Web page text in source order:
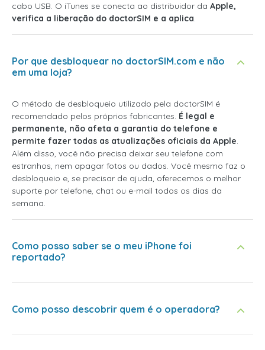
cabo USB. O iTunes se conecta ao distribuidor da Apple,
verifica a liberação do doctorSIM e a aplica.
Por que desbloquear no doctorSIM.com e não
em uma loja?
O método de desbloqueio utilizado pela doctorSIM é
recomendado pelos próprios fabricantes. É legal e
permanente, não afeta a garantia do telefone e
permite fazer todas as atualizações oficiais da Apple.
Além disso, você não precisa deixar seu telefone com
estranhos, nem apagar fotos ou dados. Você mesmo faz o
desbloqueio e, se precisar de ajuda, oferecemos o melhor
suporte por telefone, chat ou e-mail todos os dias da
semana.
Como posso saber se o meu iPhone foi
reportado?
Como posso descobrir quem é o operadora?